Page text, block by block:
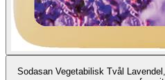
Sodasan Vegetabilisk Tvål